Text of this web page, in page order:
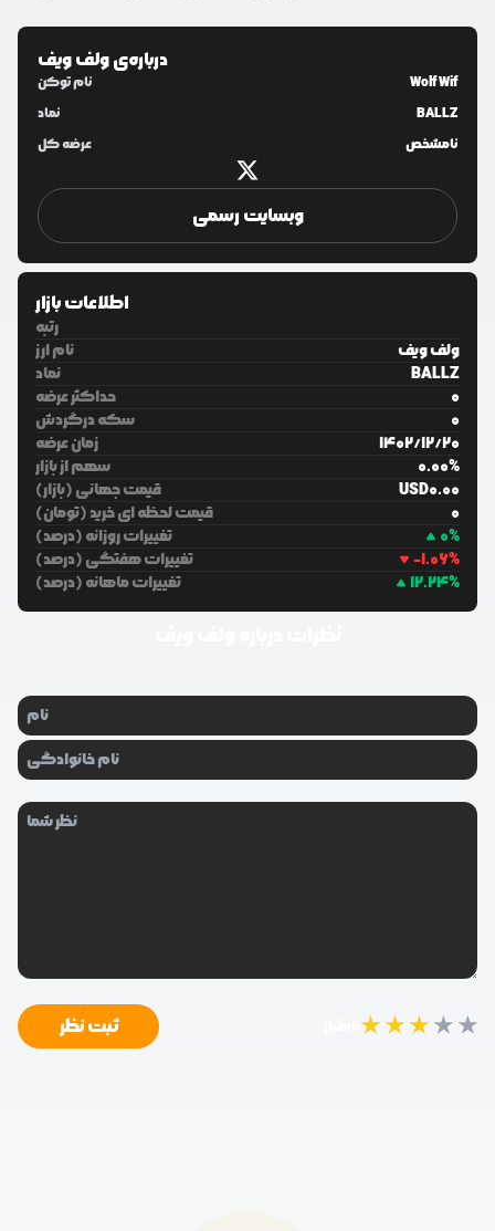
درباره‌یولف ویف
نام توکن
Wolf Wif
نماد
BALLZ
عرضه کل
نامشخص
وبسایت رسمی
اطلاعات بازار
رتبه
نام ارز
ولف ویف
نماد
BALLZ
حداکثر عرضه
0
سکه درگردش
0
زمان عرضه
1402/12/20
سهم از بازار
0.00%
قیمت جهانی (بازار)
USD0.00
قیمت لحظه ای خرید (تومان)
0
تغییرات روزانه (درصد)
0%
تغییرات هفتگی (درصد)
-1.06%
تغییرات ماهانه (درصد)
12.24%
★★★★★ ثبت نظر